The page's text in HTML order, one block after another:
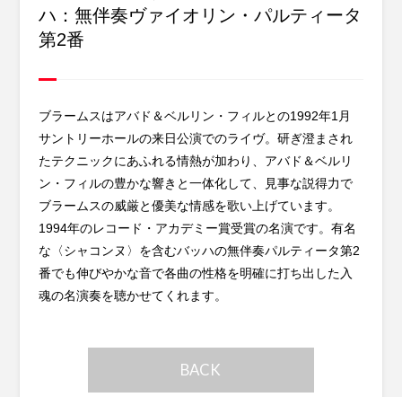
ハ：無伴奏ヴァイオリン・パルティータ
第2番
ブラームスはアバド＆ベルリン・フィルとの1992年1月
サントリーホールの来日公演でのライヴ。研ぎ澄まされ
たテクニックにあふれる情熱が加わり、アバド＆ベルリ
ン・フィルの豊かな響きと一体化して、見事な説得力で
ブラームスの威厳と優美な情感を歌い上げています。
1994年のレコード・アカデミー賞受賞の名演です。有名
な〈シャコンヌ〉を含むバッハの無伴奏パルティータ第2
番でも伸びやかな音で各曲の性格を明確に打ち出した入
魂の名演奏を聴かせてくれます。
BACK